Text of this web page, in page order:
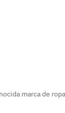
marca de